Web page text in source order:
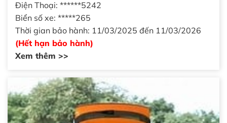
Điện Thoại: ******5242
Biển số xe: *****265
Thời gian bảo hành: 11/03/2025 đến 11/03/2026
(Hết hạn bảo hành)
Xem thêm >>